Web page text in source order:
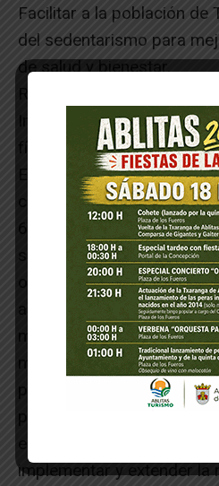
Facilitar a la población de
del sedentarismo para
de salud y bienestar.
Iniciar a la persona
El estudio ha tenido una
con un total de 100
62 mujeres,
salud y por el
objetivo específico ha
actividad diaria de cada
meta propuesta de
monitorizando dicha
pulseras de actividad.
implementar y extender la